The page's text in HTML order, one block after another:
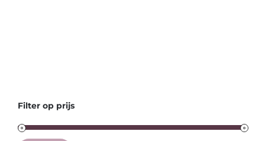
Filter op prijs